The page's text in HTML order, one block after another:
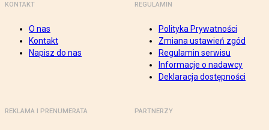
KONTAKT
O nas
Kontakt
Napisz do nas
REGULAMIN
Polityka Prywatności
Zmiana ustawień zgód
Regulamin serwisu
Informacje o nadawcy
Deklaracja dostępności
REKLAMA I PRENUMERATA PARTNERZY